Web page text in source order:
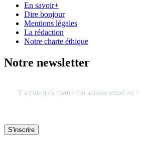
En savoir+
Dire bonjour
Mentions légales
La rédaction
Notre charte éthique
Notre newsletter